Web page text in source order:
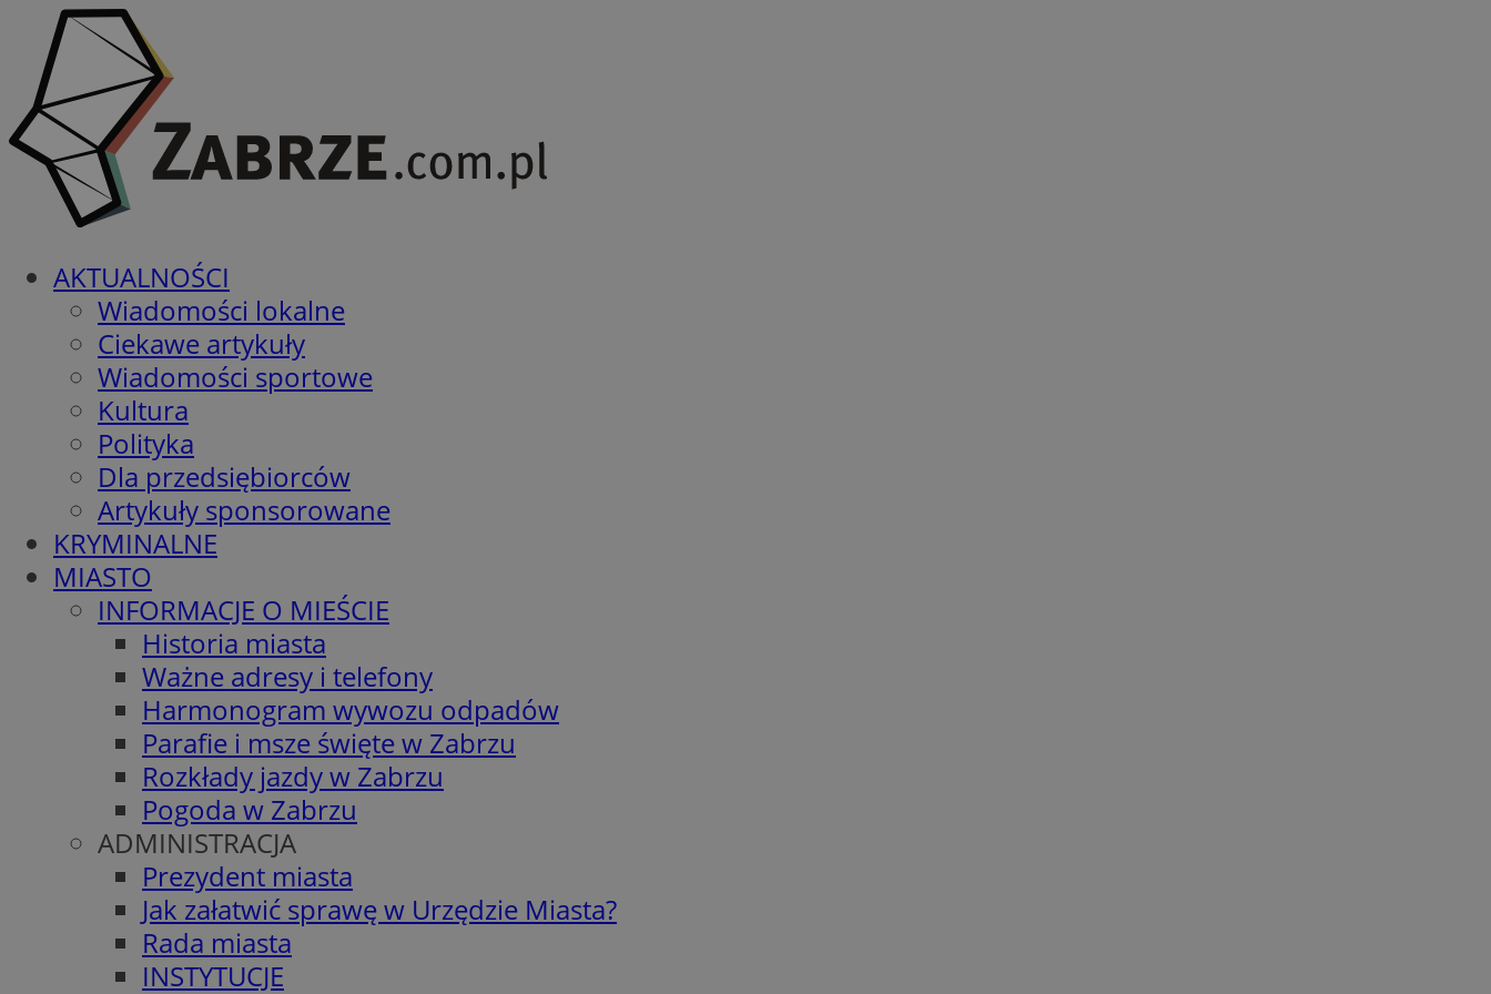
AKTUALNOŚCI
Wiadomości lokalne
Ciekawe artykuły
Wiadomości sportowe
Kultura
Polityka
Dla przedsiębiorców
Artykuły sponsorowane
KRYMINALNE
MIASTO
INFORMACJE O MIEŚCIE
Historia miasta
Ważne adresy i telefony
Harmonogram wywozu odpadów
Parafie i msze święte w Zabrzu
Rozkłady jazdy w Zabrzu
Pogoda w Zabrzu
ADMINISTRACJA
Prezydent miasta
Jak załatwić sprawę w Urzędzie Miasta?
Rada miasta
INSTYTUCJE